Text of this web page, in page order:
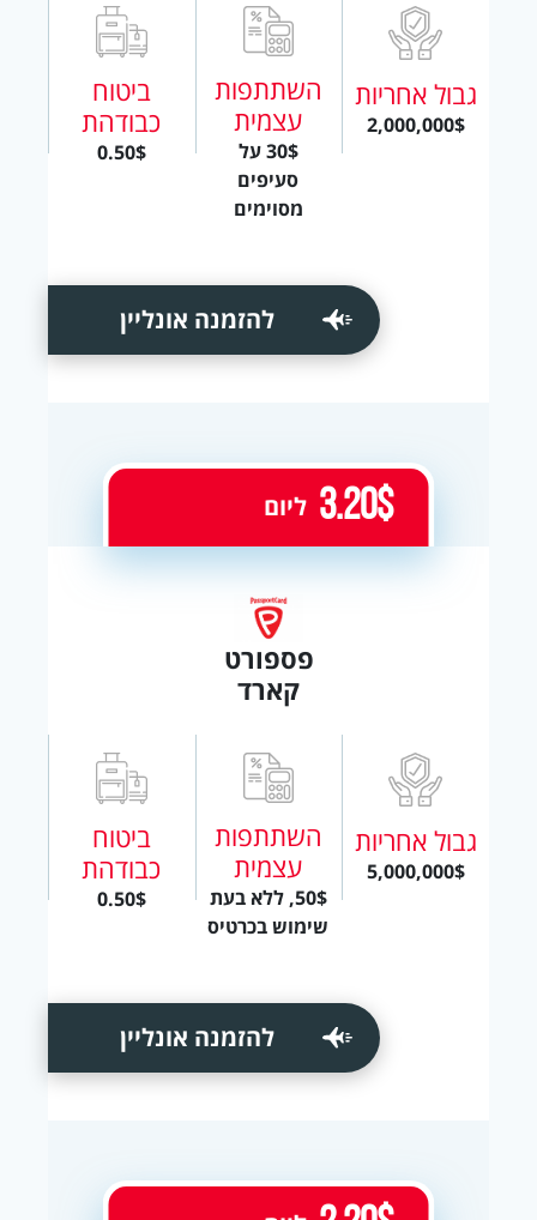
גבול אחריות
2,000,000$
השתתפות
עצמית
30$ על
סעיפים
מסוימים
ביטוח
כבודהת
0.50$
להזמנה אונליין
פספורט
קארד
גבול אחריות
5,000,000$
השתתפות
עצמית
50$, ללא בעת
שימוש בכרטיס
ביטוח
כבודהת
0.50$
3.20$ ליום
להזמנה אונליין